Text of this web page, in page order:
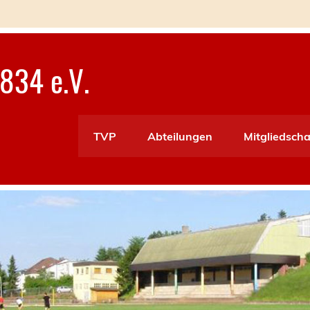
e.V.
TVP
Abteilungen